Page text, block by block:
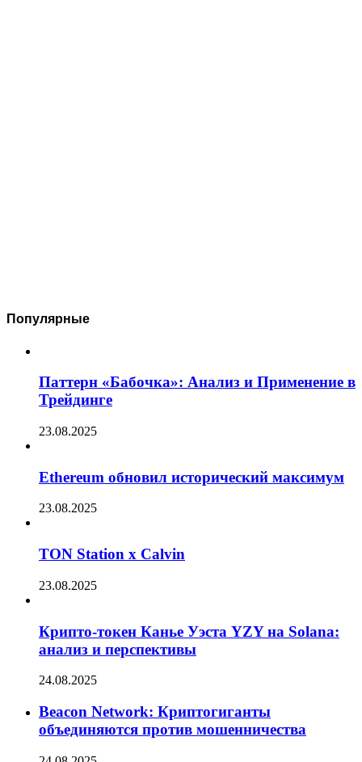
Популярные
Паттерн «Бабочка»: Анализ и Применение в
Трейдинге
23.08.2025
Ethereum обновил исторический максимум
23.08.2025
TON Station x Calvin
23.08.2025
Крипто-токен Канье Уэста YZY на Solana:
анализ и перспективы
24.08.2025
Beacon Network: Криптогиганты
объединяются против мошенничества